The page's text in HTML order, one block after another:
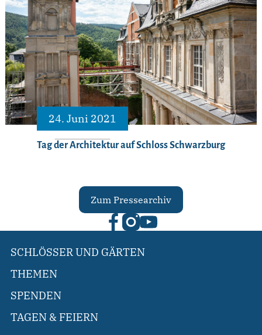
24. Juni 2021
Tag der Architektur auf Schloss Schwarzburg
Zum Pressearchiv
SCHLÖSSER UND GÄRTEN
THEMEN
SPENDEN
TAGEN & FEIERN